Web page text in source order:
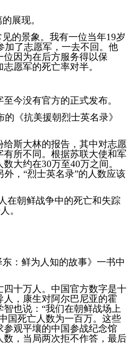
展现。
的景象。我有一位当年19岁
加了志愿军，一去不回。他
因为在后方服务得以保
愿军的死亡率对半。
今没有官方的正式发布。
《抗美援朝烈士英名录》
斯大林的报告，其中对志愿
所不同。根据苏联大使和军
数大约在30万至40万之间。
外，“烈士英名录”的人数应该
在朝鲜战争中的死亡和失踪
。
：鲜为人知的故事》一书中
十万人。中国官方数字是十
，康生对阿尔巴尼亚的霍
也说：“我们在朝鲜战场上
国死亡人数为一百万。这些
观平壤的中国参战纪念馆
，当局两次拒不作答，最后